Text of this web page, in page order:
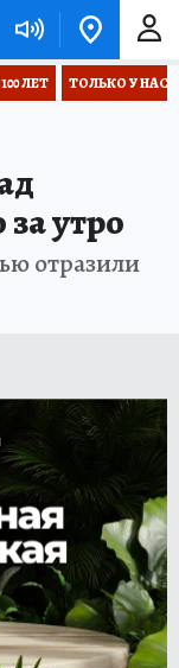
ЛЕТ ТОЛЬКО У НАС
утро
отразили